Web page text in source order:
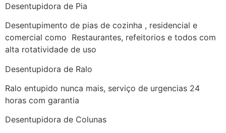
Desentupidora de Pia
Desentupimento de pias de cozinha , residencial e
comercial como Restaurantes, refeitorios e todos com
alta rotatividade de uso
Desentupidora de Ralo
Ralo entupido nunca mais, serviço de urgencias 24
horas com garantia
Desentupidora de Colunas